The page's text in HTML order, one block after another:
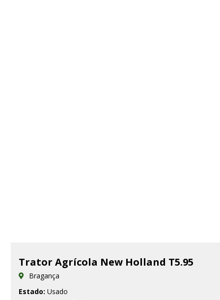
Trator Agrícola New Holland T5.95
Bragança
Estado: Usado